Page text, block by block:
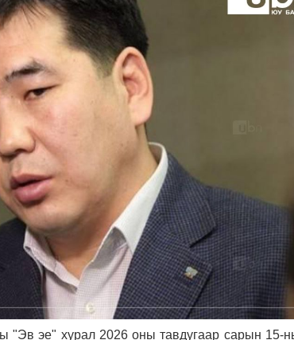
"Эв эе" хурал 2026 оны тавдугаар сарын 15-